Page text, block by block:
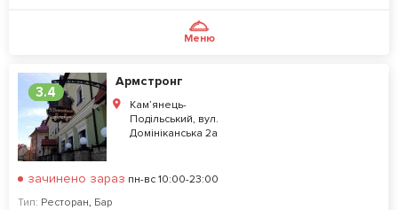
Меню
3.4
Армстронг
Кам’янець-
Подільський, вул.
Домініканська 2а
зачинено зараз пн-вс 10:00-23:00
Тип: Ресторан, Бар